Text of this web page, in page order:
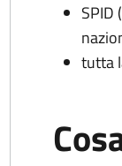
SPID
tutta